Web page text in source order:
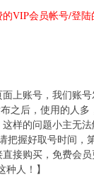
VIP会员帐号/登陆
上账号，我们账
之后，使用的人
样的问题小主无
把握好取号时间，
接购买，免费会
种人！】